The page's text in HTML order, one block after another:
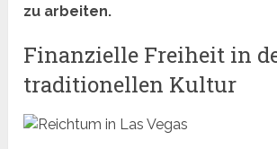
zu arbeiten.
Finanzielle Freiheit in
traditionellen Kultur